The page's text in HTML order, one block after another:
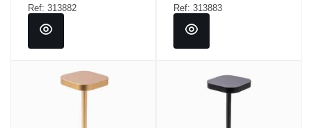
Ref: 313882 Ref: 313883